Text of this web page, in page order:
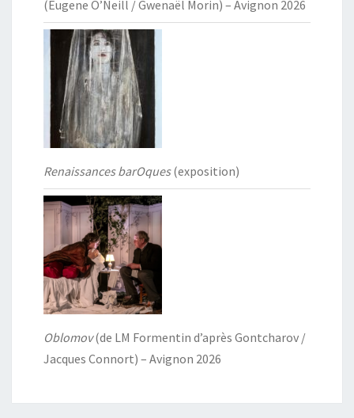
(Eugene O’Neill / Gwenaël Morin) – Avignon 2026
Renaissances barOques(exposition)
Oblomov(de LM Formentin d’après Gontcharov /
Jacques Connort) – Avignon 2026